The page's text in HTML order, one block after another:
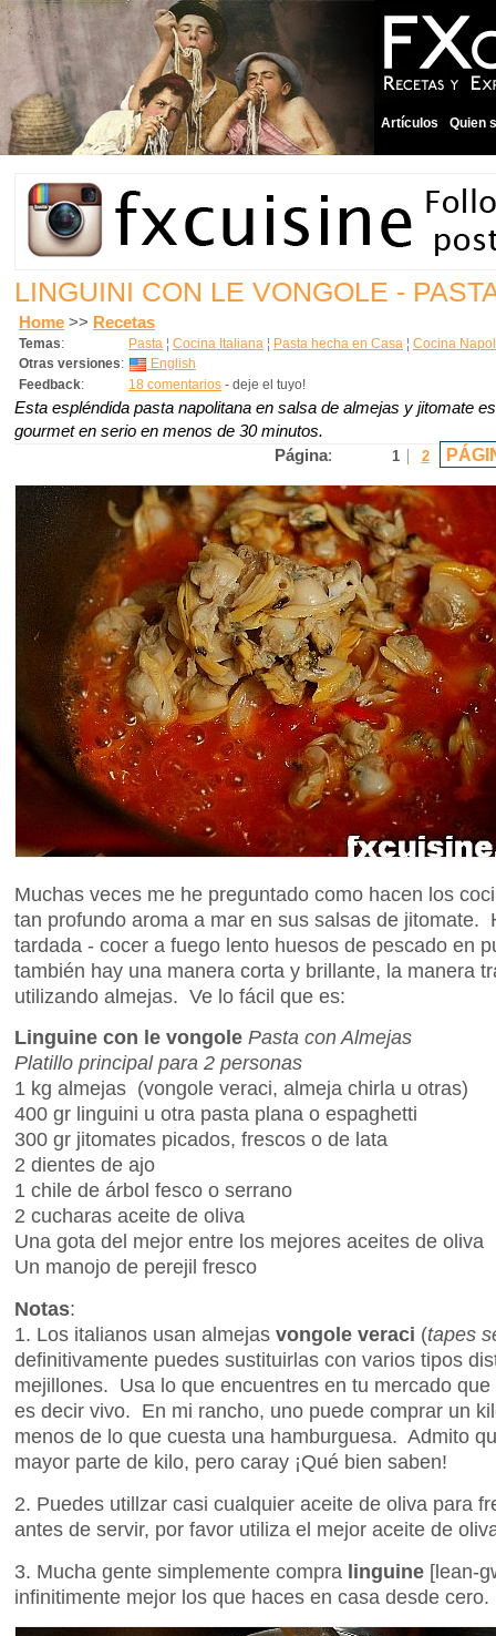
Artículos Quien
LINGUINI CON LE VONGOLE -
Home >> Recetas
Temas: Pasta ¦ Cocina Italiana ¦ Pasta hecha en Casa ¦ Cocina
Otras versiones:
English
Feedback: 18 comentarios - deje el tuyo!
Esta espléndida pasta napolitana en salsa de almejas y jitomate
gourmet en serio en menos de 30 minutos.
Página: 1 2
Muchas veces me he preguntado como hacen los
tan profundo aroma a mar en sus salsas de jitomate.
tardada - cocer a fuego lento huesos de pescado en
también hay una manera corta y brillante, la manera
utilizando almejas. Ve lo fácil que es:
Linguine con le vongole Pasta con Almejas
Platillo principal para 2 personas
1 kg almejas (vongole veraci, almeja chirla u otras)
400 gr linguini u otra pasta plana o espaghetti
300 gr jitomates picados, frescos o de lata
2 dientes de ajo
1 chile de árbol fesco o serrano
2 cucharas aceite de oliva
Una gota del mejor entre los mejores aceites de oliva
Un manojo de perejil fresco
Notas:
1. Los italianos usan almejas vongole veraci (tapes
definitivamente puedes sustituirlas con varios tipos
mejillones. Usa lo que encuentres en tu mercado
es decir vivo. En mi rancho, uno puede comprar un
menos de lo que cuesta una hamburguesa. Admito
mayor parte de kilo, pero caray ¡Qué bien saben!
2. Puedes utillzar casi cualquier aceite de oliva para
antes de servir, por favor utiliza el mejor aceite de
3. Mucha gente simplemente compra linguine [lean-
infinitimente mejor los que haces en casa desde